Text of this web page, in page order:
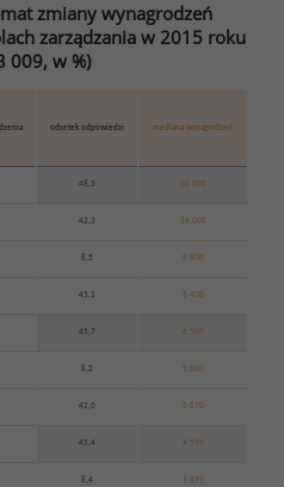
zmiany wynagrodzeń
zarządzania w 2015 roku
009, w %)
odsetek odpowiedzi mediana wynagrodzeń
48,3 10 000
42,3 14 000
8,5 9 800
45,1 5 400
45,7 6 500
8,2 5 000
42,0 3 670
45,4 4 550
8,4 3 493